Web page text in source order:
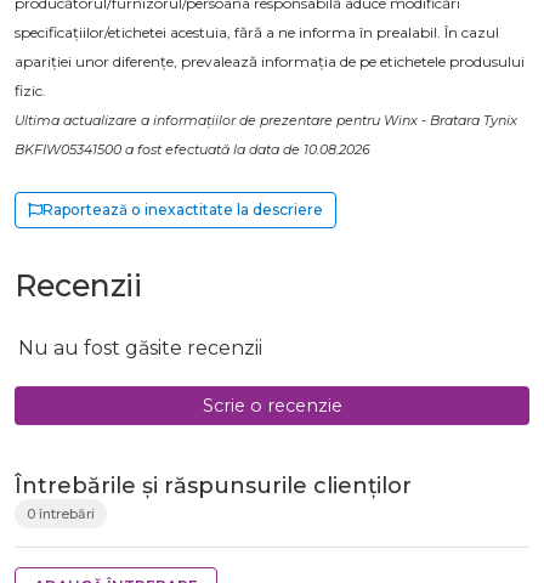
specificațiilor/etichetei acestuia, fără a ne informa în prealabil. În cazul
apariției unor diferențe, prevalează informația de pe etichetele produsului
fizic.
Ultima actualizare a informațiilor de prezentare pentru Winx - Bratara Tynix
BKFIW05341500 a fost efectuată la data de 10.08.2026
Raportează o inexactitate la descriere
Recenzii
Nu au fost găsite recenzii
Scrie o recenzie
Întrebările și răspunsurile clienților
0 întrebări